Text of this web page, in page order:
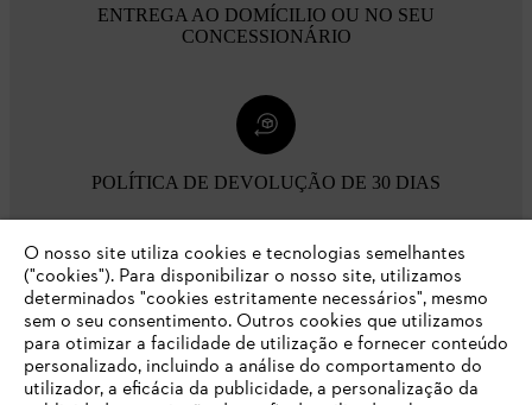
ENTREGA AO DOMÍCILIO OU NO SEU
CONCESSIONÁRIO
POLÍTICA DE DEVOLUÇÃO DE 30 DIAS
Opções de pagamento
O nosso site utiliza cookies e tecnologias semelhantes
("cookies"). Para disponibilizar o nosso site, utilizamos
determinados "cookies estritamente necessários", mesmo
sem o seu consentimento. Outros cookies que utilizamos
para otimizar a facilidade de utilização e fornecer conteúdo
personalizado, incluindo a análise do comportamento do
utilizador, a eficácia da publicidade, a personalização da